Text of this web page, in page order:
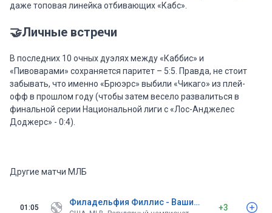
даже топовая линейка отбивающих «Кабс».
🤝Личные встречи
В последних 10 очных дуэлях между «Каббис» и
«Пивоварами» сохраняется паритет – 5:5. Правда, не стоит
забывать, что именно «Брюэрс» выбили «Чикаго» из плей-
офф в прошлом году (чтобы затем весело развалиться в
финальной серии Национальной лиги с «Лос-Анджелес
Доджерс» - 0:4).
Другие матчи МЛБ
01:05
Филадельфия Филлис - Вашингтон Нэшионалс
+3